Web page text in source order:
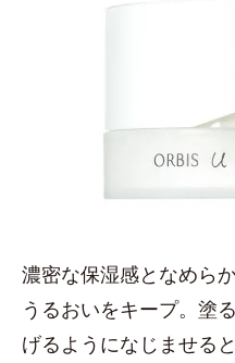
濃密な保湿感となめら
うるおいをキープ。塗
げるようになじませる